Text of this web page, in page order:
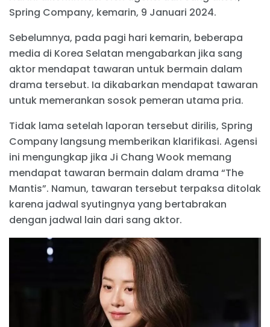
Spring Company, kemarin, 9 Januari 2024.
Sebelumnya, pada pagi hari kemarin, beberapa
media di Korea Selatan mengabarkan jika sang
aktor mendapat tawaran untuk bermain dalam
drama tersebut. Ia dikabarkan mendapat tawaran
untuk memerankan sosok pemeran utama pria.
Tidak lama setelah laporan tersebut dirilis, Spring
Company langsung memberikan klarifikasi. Agensi
ini mengungkap jika Ji Chang Wook memang
mendapat tawaran bermain dalam drama “The
Mantis”. Namun, tawaran tersebut terpaksa ditolak
karena jadwal syutingnya yang bertabrakan
dengan jadwal lain dari sang aktor.